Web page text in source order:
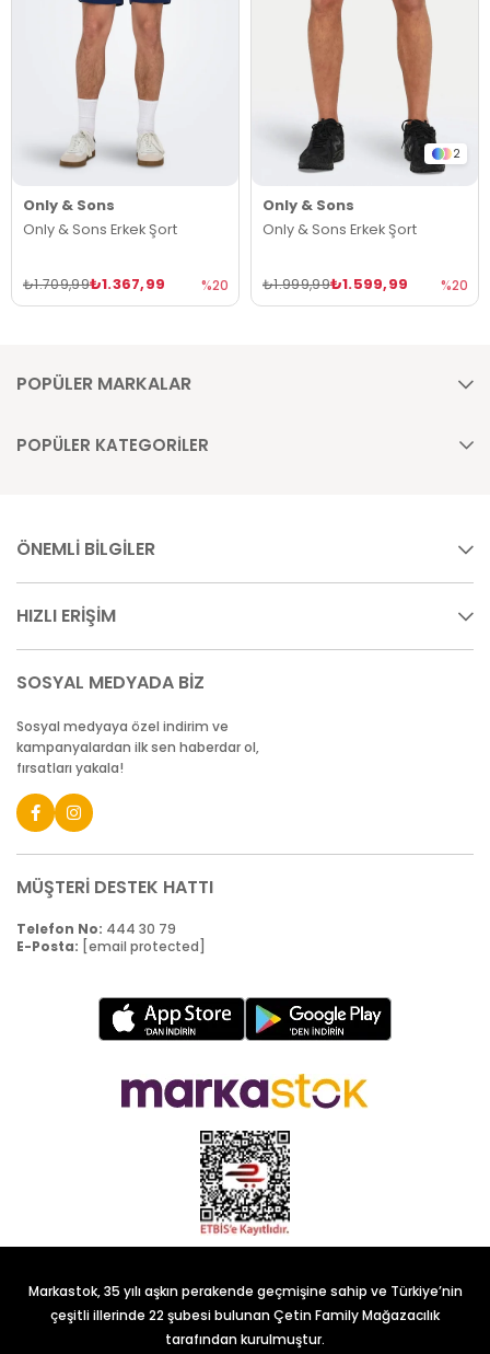
Only & Sons
Only & Sons Erkek Şort
₺1.367,99
₺1.709,99 %20
2
Only & Sons
Only & Sons Erkek Şort
₺1.599,99
₺1.999,99 %20
POPÜLER MARKALAR
POPÜLER KATEGORİLER
ÖNEMLİ BİLGİLER
HIZLI ERİŞİM
SOSYAL MEDYADA BİZ
Sosyal medyaya özel indirim ve
kampanyalardan ilk sen haberdar ol,
fırsatları yakala!
MÜŞTERİ DESTEK HATTI
Telefon No: 444 30 79
E-Posta: [email protected]
Markastok, 35 yılı aşkın perakende geçmişine sahip ve Türkiye’nin
çeşitli illerinde 22 şubesi bulunan Çetin Family Mağazacılık
tarafından kurulmuştur.